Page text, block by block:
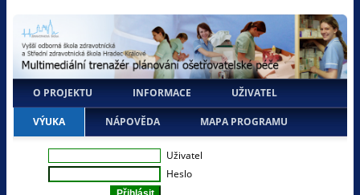
O PROJEKTU INFORMACE UŽIVATEL
VÝUKA NÁPOVĚDA MAPA PROGRAMU
Uživatel
Heslo